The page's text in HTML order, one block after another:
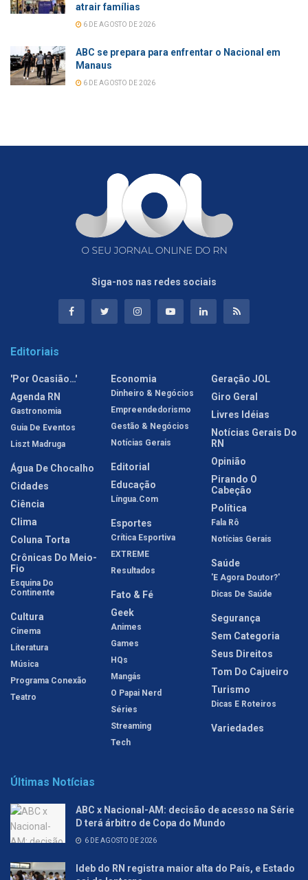
atrair famílias
6 DE AGOSTO DE 2026
ABC se prepara para enfrentar o Nacional em
Manaus
6 DE AGOSTO DE 2026
Siga-nos nas redes sociais
Editoriais
'Por Ocasião…'
Agenda RN
Gastronomia
Guia De Eventos
Liszt Madruga
Água De Chocalho
Cidades
Ciência
Clima
Coluna Torta
Crônicas Do Meio-
Fio
Esquina Do
Continente
Cultura
Cinema
Literatura
Música
Programa Conexão
Teatro
Economia
Dinheiro & Negócios
Empreendedorismo
Gestão & Negócios
Notícias Gerais
Editorial
Educação
Língua.com
Esportes
Crítica Esportiva
EXTREME
Resultados
Fato & Fé
Geek
Animes
Games
HQs
Mangás
O Papai Nerd
Séries
Streaming
Tech
Geração JOL
Giro Geral
Livres Idéias
Notícias Gerais Do
RN
Opinião
Pirando O
Cabeção
Política
Fala Rô
Notícias Gerais
Saúde
'E Agora Doutor?'
Dicas De Saúde
Segurança
Sem Categoria
Seus Direitos
Tom Do Cajueiro
Turismo
Dicas E Roteiros
Variedades
Últimas Notícias
ABC x Nacional-AM: decisão de acesso na Série
D terá árbitro de Copa do Mundo
6 DE AGOSTO DE 2026
Ideb do RN registra maior alta do País, e Estado